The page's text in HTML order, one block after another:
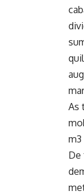
As
m3
De